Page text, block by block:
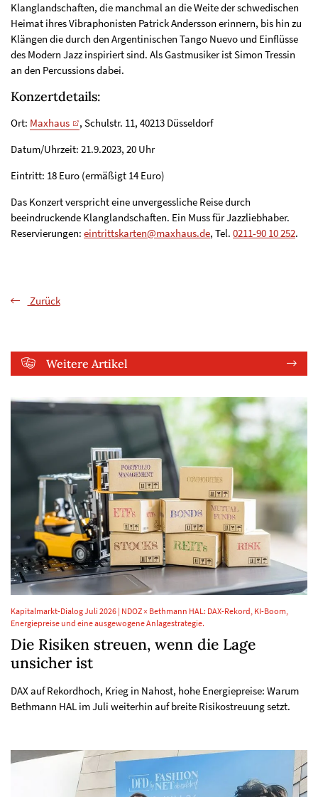
Klanglandschaften, die manchmal an die Weite der schwedischen
Heimat ihres Vibraphonisten Patrick Andersson erinnern, bis hin zu
Klängen die durch den Argentinischen Tango Nuevo und Einflüsse
des Modern Jazz inspiriert sind. Als Gastmusiker ist Simon Tressin
an den Percussions dabei.
Konzertdetails:
Ort: Maxhaus
, Schulstr. 11, 40213 Düsseldorf
Datum/Uhrzeit: 21.9.2023, 20 Uhr
Eintritt: 18 Euro (ermäßigt 14 Euro)
Das Konzert verspricht eine unvergessliche Reise durch
beeindruckende Klanglandschaften. Ein Muss für Jazzliebhaber.
Reservierungen: eintrittskarten@maxhaus.de, Tel. 0211-90 10 252.
Zurück
Weitere Artikel
Kapitalmarkt-Dialog Juli 2026 | NDOZ × Bethmann HAL: DAX-Rekord, KI-Boom,
Energiepreise und eine ausgewogene Anlagestrategie.
Die Risiken streuen, wenn die Lage
unsicher ist
DAX auf Rekordhoch, Krieg in Nahost, hohe Energiepreise: Warum
Bethmann HAL im Juli weiterhin auf breite Risikostreuung setzt.